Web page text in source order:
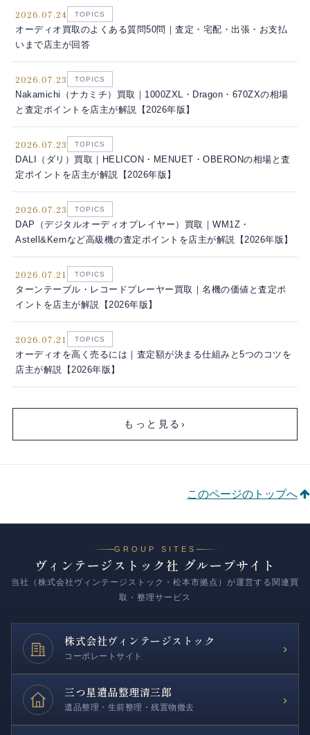
2026.07.24 TOPICS
オーディオ買取のよくある質問50問｜査定・宅配・出張・お支払
いまで店主が回答
2026.07.23 TOPICS
Nakamichi（ナカミチ）買取｜1000ZXL・Dragon・670ZXの相場
と査定ポイントを店主が解説【2026年版】
2026.07.23 TOPICS
DALI（ダリ）買取｜HELICON・MENUET・OBERONの相場と査
定ポイントを店主が解説【2026年版】
2026.07.23 TOPICS
DAP（デジタルオーディオプレイヤー）買取｜WM1Z・
Astell&Kernなど高級機の査定ポイントを店主が解説【2026年版】
2026.07.21 TOPICS
ターンテーブル・レコードプレーヤー買取｜名機の価値と査定ポ
イントを店主が解説【2026年版】
2026.07.21 TOPICS
オーディオを高く売るには｜査定額が決まる仕組みと5つのコツを
店主が解説【2026年版】
もっと見る ›
このページのトップへ
GROUP SITES
ヴィンテージストック社 グループサイト
当社（株式会社ヴィンテージストック・松本市拠点）が運営する関連買
取・整理サービス
株式会社ヴィンテージストック
コーポレートサイト
›
三つ星遺品整理清三郎
遺品整理・生前整理・残置物撤去
›